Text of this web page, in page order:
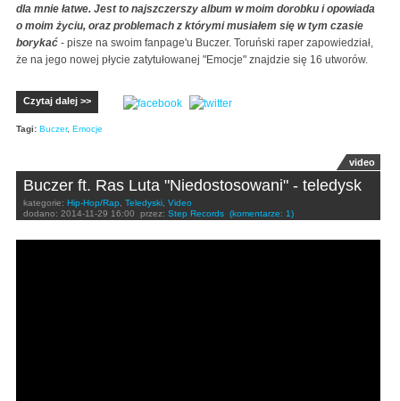
dla mnie łatwe. Jest to najszczerszy album w moim dorobku i opowiada
o moim życiu, oraz problemach z którymi musiałem się w tym czasie
borykać - pisze na swoim fanpage'u Buczer. Toruński raper zapowiedział,
że na jego nowej płycie zatytułowanej "Emocje" znajdzie się 16 utworów.
Czytaj dalej >>
Tagi: Buczer, Emocje
video
Buczer ft. Ras Luta "Niedostosowani" - teledysk
kategorie: Hip-Hop/Rap Teledyski Video
dodano: 2014-11-29 16:00 przez: Step Records (komentarze: 1)